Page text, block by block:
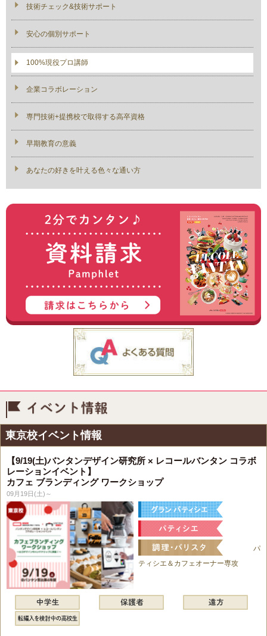
技術チェック&技術サポート
安心の個別サポート
100%現役プロ講師
企業コラボレーション
専門技術+提携校で取得する高卒資格
早期教育の意義
あなたの好きを叶える⾊々な通い⽅
東京校イベント情報
【9/19(土)バンタンデザイン研究所 × レコールバンタン コラボ
レーションイベント】
カフェ ブランディング ワークショップ
09月19日(土)～
パ
ティシエ＆カフェオーナー専攻